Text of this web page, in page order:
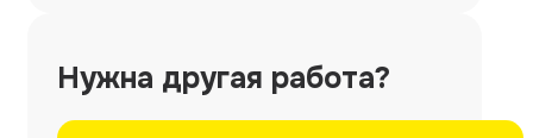
Нужна другая работа?